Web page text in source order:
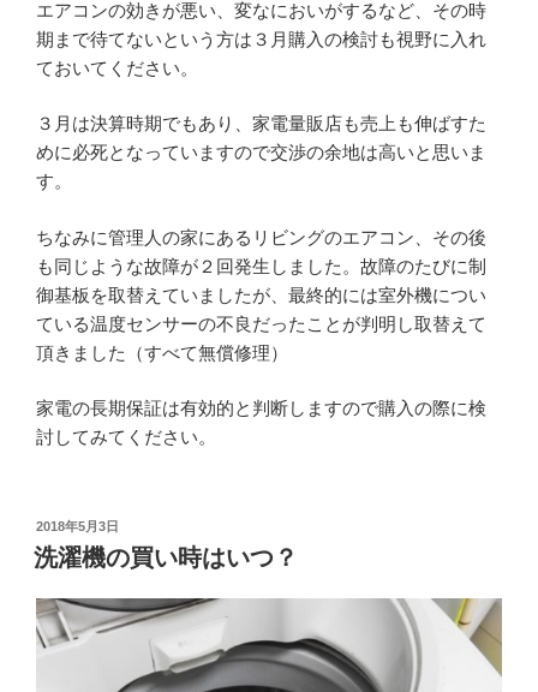
エアコンの効きが悪い、変なにおいがするなど、その時
期まで待てないという方は３月購入の検討も視野に入れ
ておいてください。
３月は決算時期でもあり、家電量販店も売上も伸ばすた
めに必死となっていますので交渉の余地は高いと思いま
す。
ちなみに管理人の家にあるリビングのエアコン、その後
も同じような故障が２回発生しました。故障のたびに制
御基板を取替えていましたが、最終的には室外機につい
ている温度センサーの不良だったことが判明し取替えて
頂きました（すべて無償修理）
家電の長期保証は有効的と判断しますので購入の際に検
討してみてください。
投
稿
日:
2018年5月3日
洗濯機の買い時はいつ？